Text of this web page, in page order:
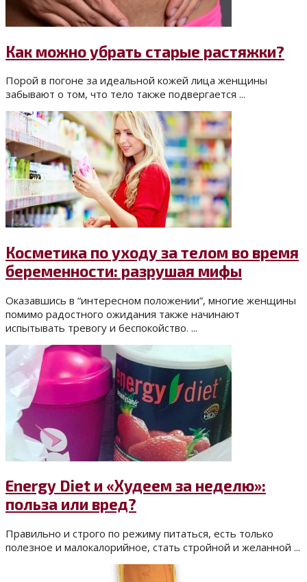
Как можно убрать старые растяжки?
Порой в погоне за идеальной кожей лица женщины
забывают о том, что тело также подвергается ...
Косметика по уходу за телом во время
беременности: разрушая мифы
Оказавшись в “интересном положении”, многие женщины
помимо радостного ожидания также начинают
испытывать тревогу и беспокойство. ...
Energy Diet и «Худеем за неделю»:
польза или вред?
Правильно и строго по режиму питаться, есть только
полезное и малокалорийное, стать стройной и желанной ...